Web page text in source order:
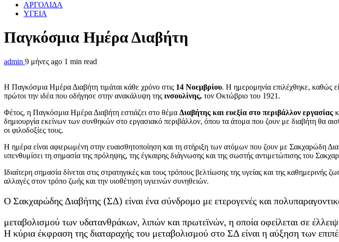
ΑΡΓΟΛΙΔΑ
ΥΓΕΙΑ
Παγκόσμια Ημέρα Διαβήτη
admin 9 μήνες ago 1 min read
Η Παγκόσμια Ημέρα Διαβήτη τιμάται κάθε χρόνο στις 14 Νοεμβρίου. Η ημερομηνία επιλέχθηκε, καθώς
πρώτοι την ιδέα που οδήγησε στην ανακάλυψη της ινσουλίνης, τον Οκτώβριο του 1921.
Φέτος, η Παγκόσμια Ημέρα Διαβήτη εστιάζει στο θέμα Διαβήτης και ευεξία στο περιβάλλον εργασίας
δημιουργία εκείνων των συνθηκών στο εργασιακό περιβάλλον, όπου τα άτομα που ζουν με διαβήτη θα
οι φιλοδοξίες τους.
Η ημέρα είναι αφιερωμένη στην ευαισθητοποίηση και τη στήριξη των ατόμων που ζουν με Σακχαρώδη
υπενθυμίσει τη σημασία της πρόληψης, της έγκαιρης διάγνωσης και της σωστής αντιμετώπισης του
Ιδιαίτερη σημασία δίνεται στις στρατηγικές και τους τρόπους βελτίωσης της υγείας και της
αλλαγές στον τρόπο ζωής και την υιοθέτηση υγιεινών συνηθειών.
Ο Σακχαρώδης Διαβήτης (ΣΔ) είναι ένα σύνδρομο με ετερογενές και
μεταβολισμού των υδατανθράκων, λιπών και πρωτεϊνών, η οποία οφείλεται σε
Η κύρια έκφραση της διαταραχής του μεταβολισμού στο ΣΔ είναι η αύξηση των